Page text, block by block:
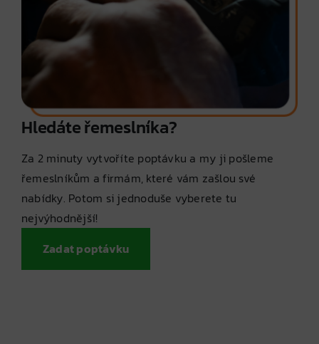
Hledáte řemeslníka?
Za 2 minuty vytvoříte poptávku a my ji pošleme
řemeslníkům a firmám, které vám zašlou své
nabídky. Potom si jednoduše vyberete tu
nejvýhodnější!
Zadat poptávku